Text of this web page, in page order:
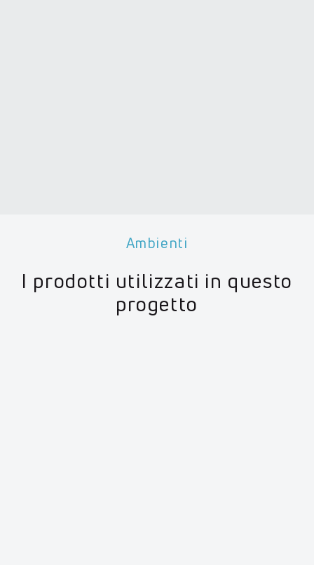
Ambienti
I prodotti utilizzati in questo
progetto